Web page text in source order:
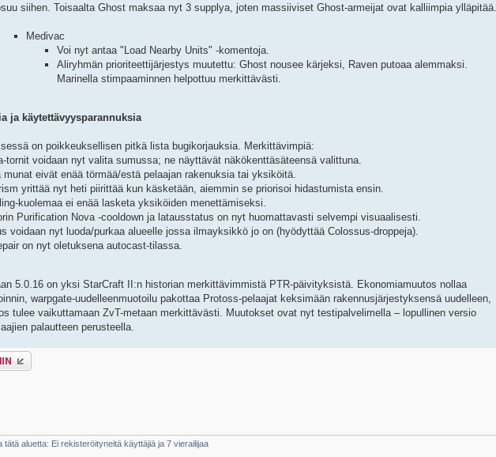
siihen. Toisaalta Ghost maksaa nyt 3 supplya, joten massiiviset Ghost-armeijat ovat kalliimpia ylläpitää.
Medivac
Voi nyt antaa "Load Nearby Units" -komentoja.
Aliryhmän prioriteettijärjestys muutettu: Ghost nousee kärjeksi, Raven putoaa alemmaksi.
Marinella stimpaaminnen helpottuu merkittävästi.
ja käytettävyysparannuksia
on poikkeuksellisen pitkä lista bugikorjauksia. Merkittävimpiä:
tornit voidaan nyt valita sumussa; ne näyttävät näkökenttäsäteensä valittuna.
munat eivät enää törmää/estä pelaajan rakenuksia tai yksiköitä.
yrittää nyt heti piirittää kun käsketään, aiemmin se priorisoi hidastumista ensin.
kuolemaa ei enää lasketa yksiköiden menettämiseksi.
Purification Nova -cooldown ja latausstatus on nyt huomattavasti selvempi visuaalisesti.
voidaan nyt luoda/purkaa alueelle jossa ilmayksikkö jo on (hyödyttää Colossus-droppeja).
on nyt oletuksena autocast-tilassa.
5.0.16 on yksi StarCraft II:n historian merkittävimmistä PTR-päivityksistä. Ekonomiamuutos nollaa
warpgate-uudelleenmuotoilu pakottaa Protoss-pelaajat keksimään rakennusjärjestyksensä uudelleen,
tulee vaikuttamaan ZvT-metaan merkittävästi. Muutokset ovat nyt testipalvelimella – lopullinen versio
palautteen perusteella.
tätä aluetta: Ei rekisteröityneitä käyttäjiä ja 7 vierailijaa